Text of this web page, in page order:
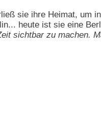
sie ihre Heimat, um
heute ist sie eine
sichtbar zu machen.